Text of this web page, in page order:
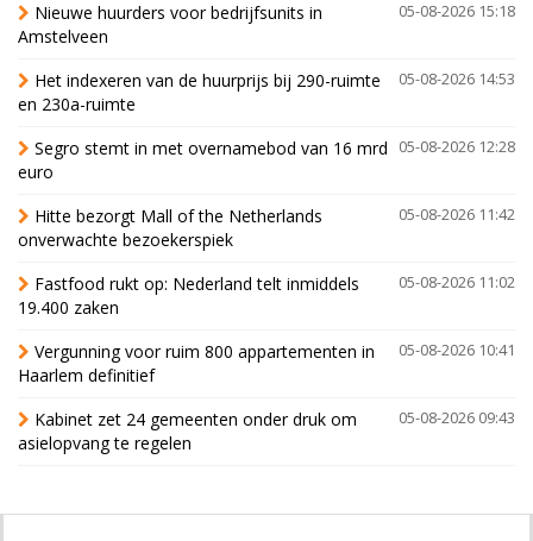
05-08-2026 15:18
Nieuwe huurders voor bedrijfsunits in
Amstelveen
05-08-2026 14:53
Het indexeren van de huurprijs bij 290-ruimte
en 230a-ruimte
05-08-2026 12:28
Segro stemt in met overnamebod van 16 mrd
euro
05-08-2026 11:42
Hitte bezorgt Mall of the Netherlands
onverwachte bezoekerspiek
05-08-2026 11:02
Fastfood rukt op: Nederland telt inmiddels
19.400 zaken
05-08-2026 10:41
Vergunning voor ruim 800 appartementen in
Haarlem definitief
05-08-2026 09:43
Kabinet zet 24 gemeenten onder druk om
asielopvang te regelen